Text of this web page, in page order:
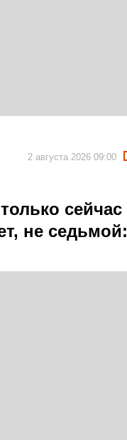
2 августа 2026 09:00
сейчас
не седьмой: